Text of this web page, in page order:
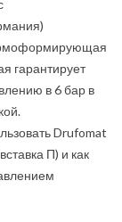
гарантирует
в 6 бар в
Drufomat
П) и как